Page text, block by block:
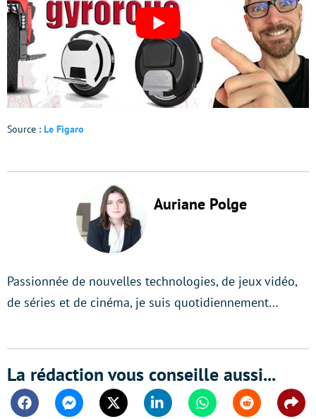
Source : Le Figaro
Auriane Polge
Passionnée de nouvelles technologies, de jeux vidéo,
de séries et de cinéma, je suis quotidiennement…
La rédaction vous conseille aussi...
FacebookMessengerTwitter Linkedin WhatsappReddit